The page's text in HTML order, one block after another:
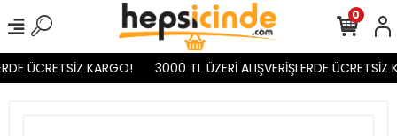
ÜCRETSİZ KARGO! 3000 TL ÜZERİ ALIŞVERİŞLERDE ÜCRETSİZ
0